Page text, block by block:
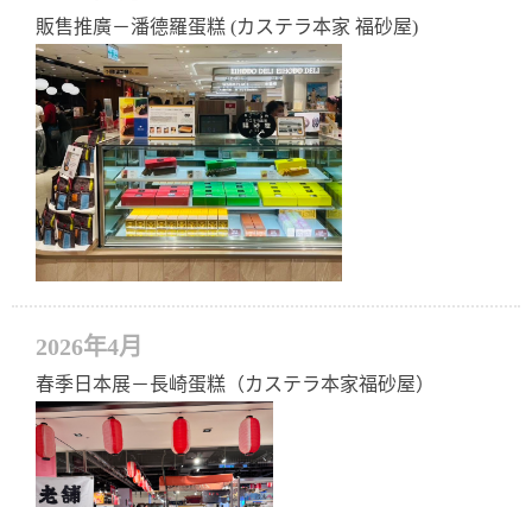
販售推廣－潘德羅蛋糕 (カステラ本家 福砂屋)
2026年4月
春季日本展－長崎蛋糕（カステラ本家福砂屋）